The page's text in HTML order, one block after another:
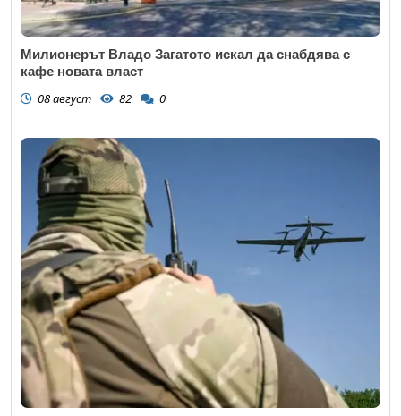
Милионерът Владо Загатото искал да снабдява с
кафе новата власт
08 август 82 0